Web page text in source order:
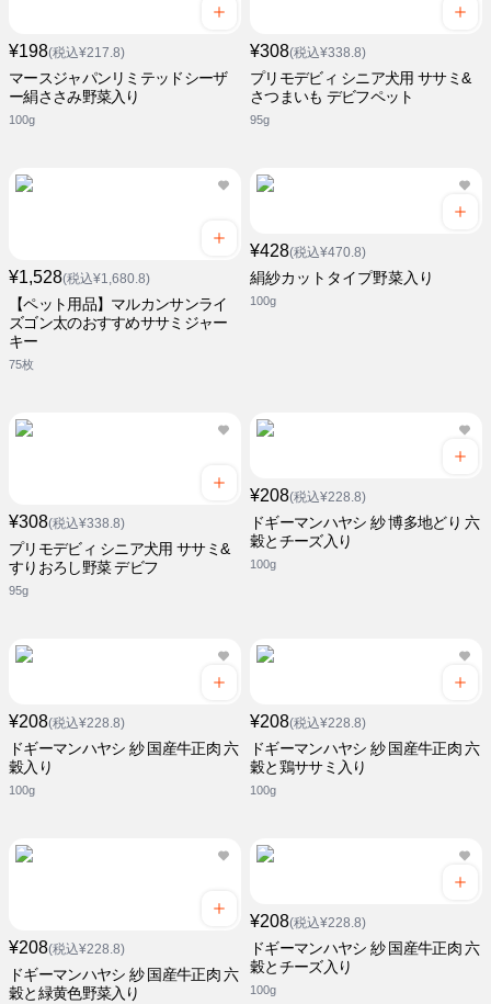
¥198(税込¥217.8)
マースジャパンリミテッドシーザ
ー絹ささみ野菜入り
100g
¥308(税込¥338.8)
プリモデビィ シニア犬用 ササミ&
さつまいも デビフペット
95g
¥1,528(税込¥1,680.8)
【ペット用品】マルカンサンライ
ズゴン太のおすすめササミジャー
キー
75枚
¥428(税込¥470.8)
絹紗カットタイプ野菜入り
100g
¥308(税込¥338.8)
プリモデビィ シニア犬用 ササミ&
すりおろし野菜 デビフ
95g
¥208(税込¥228.8)
ドギーマンハヤシ 紗 博多地どり 六
穀とチーズ入り
100g
¥208(税込¥228.8)
ドギーマンハヤシ 紗 国産牛正肉 六
穀入り
100g
¥208(税込¥228.8)
ドギーマンハヤシ 紗 国産牛正肉 六
穀と鶏ササミ入り
100g
¥208(税込¥228.8)
ドギーマンハヤシ 紗 国産牛正肉 六
穀と緑黄色野菜入り
¥208(税込¥228.8)
ドギーマンハヤシ 紗 国産牛正肉 六
穀とチーズ入り
100g